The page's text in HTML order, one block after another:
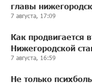
главы
7 августа, 17:09
Как продвигается
Нижегородской
7 августа, 16:59
Не только